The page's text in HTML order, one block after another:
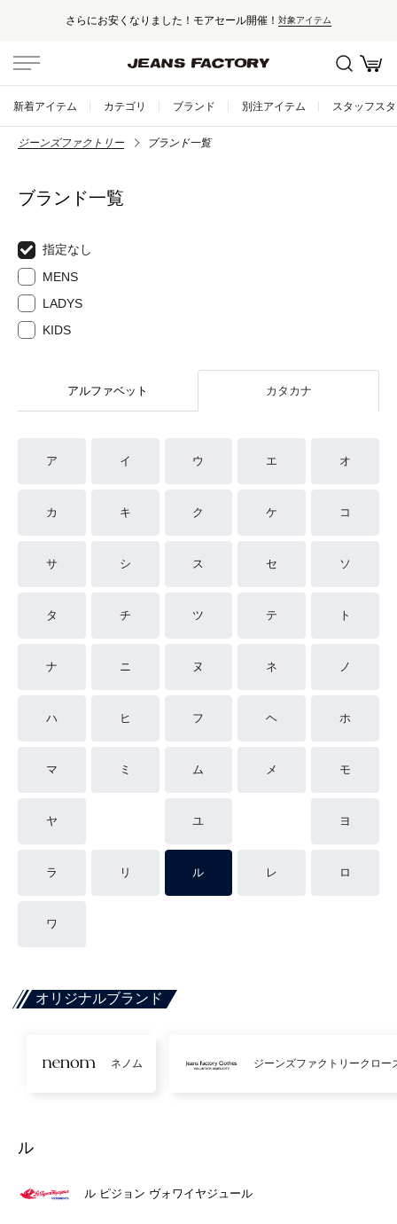
さらにお安くなりました！モアセール開催！ 対象アイテム
新着アイテム カテゴリ ブランド 別注アイテム スタッフス
ジーンズファクトリー ブランド一覧
ブランド一覧
指定なし
MENS
LADYS
KIDS
アルファベット カタカナ
ア イ ウ エ オ
カ キ ク ケ コ
サ シ ス セ ソ
タ チ ツ テ ト
ナ ニ ヌ ネ ノ
ハ ヒ フ ヘ ホ
マ ミ ム メ モ
ヤ ユ ヨ
ラ リ ル レ ロ
ワ
オリジナルブランド
ネノム ジーンズファクトリークロー
ル
ル ピジョン ヴォワイヤジュール